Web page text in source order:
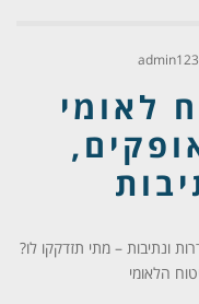
admin123
לאומי
ונתיבות – מתי תזדקקו לו?
הלאומי